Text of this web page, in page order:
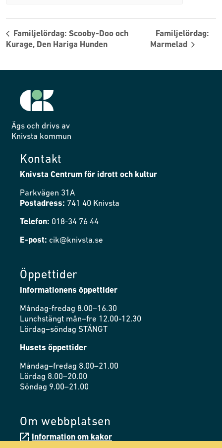
Familjelördag: Scooby-Doo och
Kurage, Den Hariga Hunden
Familjelördag:
Marmelad
Ägs och drivs av
Knivsta kommun
Kontakt
Knivsta Centrum för idrott och kultur
Parkvägen 31A
Postadress: 741 40 Knivsta
Telefon: 018-34 76 44
E-post: cik@knivsta.se
Öppettider
Informationens öppettider
Måndag-fredag 8.00–16.30
Lunchstängt mån–fre 12.00-12.30
Lördag–söndag STÄNGT
Husets öppettider
Måndag–fredag 8.00–21.00
Lördag 8.00–20.00
Söndag 9.00–21.00
Om webbplatsen
Information om kakor